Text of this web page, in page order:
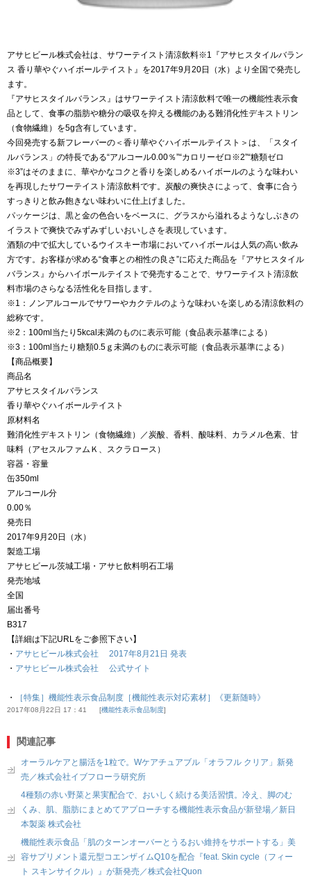
アサヒビール株式会社は、サワーテイスト清涼飲料※1『アサヒスタイルバラン
ス 香り華やぐハイボールテイスト』を2017年9月20日（水）より全国で発売し
ます。
『アサヒスタイルバランス』はサワーテイスト清涼飲料で唯一の機能性表示食
品として、食事の脂肪や糖分の吸収を抑える機能のある難消化性デキストリン
（食物繊維）を5g含有しています。
今回発売する新フレーバーの＜香り華やぐハイボールテイスト＞は、「スタイ
ルバランス」の特長である“アルコール0.00％”“カロリーゼロ※2”“糖類ゼロ
※3”はそのままに、華やかなコクと香りを楽しめるハイボールのような味わい
を再現したサワーテイスト清涼飲料です。炭酸の爽快さによって、食事に合う
すっきりと飲み飽きない味わいに仕上げました。
パッケージは、黒と金の色合いをベースに、グラスから溢れるようなしぶきの
イラストで爽快でみずみずしいおいしさを表現しています。
酒類の中で拡大しているウイスキー市場においてハイボールは人気の高い飲み
方です。お客様が求める“食事との相性の良さ”に応えた商品を『アサヒスタイル
バランス』からハイボールテイストで発売することで、サワーテイスト清涼飲
料市場のさらなる活性化を目指します。
※1：ノンアルコールでサワーやカクテルのような味わいを楽しめる清涼飲料の
総称です。
※2：100ml当たり5kcal未満のものに表示可能（食品表示基準による）
※3：100ml当たり糖類0.5ｇ未満のものに表示可能（食品表示基準による）
【商品概要】
商品名
アサヒスタイルバランス
香り華やぐハイボールテイスト
原材料名
難消化性デキストリン（食物繊維）／炭酸、香料、酸味料、カラメル色素、甘
味料（アセスルファムＫ、スクラロース）
容器・容量
缶350ml
アルコール分
0.00％
発売日
2017年9月20日（水）
製造工場
アサヒビール茨城工場・アサヒ飲料明石工場
発売地域
全国
届出番号
B317
【詳細は下記URLをご参照下さい】
・ アサヒビール株式会社 2017年8月21日 発表
・ アサヒビール株式会社 公式サイト
・ ［特集］機能性表示食品制度［機能性表示対応素材］《更新随時》
2017年08月22日 17：41 機能性表示食品制度
関連記事
オーラルケアと腸活を1粒で。Wケアチュアブル「オラフル クリア」新発
売／株式会社イブフローラ研究所
4種類の赤い野菜と果実配合で、おいしく続ける美活習慣。冷え、脚のむ
くみ、肌、脂肪にまとめてアプローチする機能性表示食品が新登場／新日
本製薬 株式会社
機能性表示食品「肌のターンオーバーとうるおい維持をサポートする」美
容サプリメント還元型コエンザイムQ10を配合『feat. Skin cycle（フィー
ト スキンサイクル）』が新発売／株式会社Quon